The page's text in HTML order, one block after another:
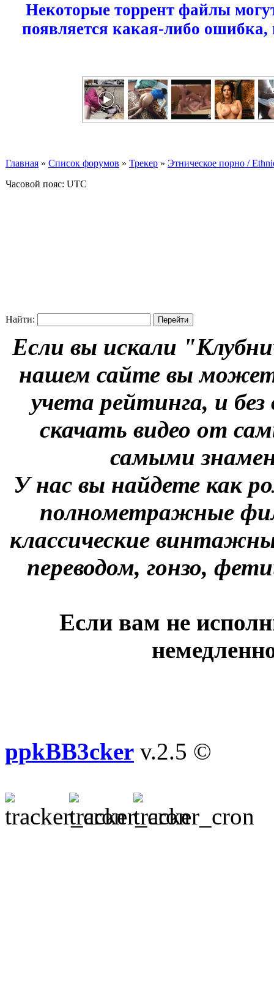
Некоторые торрент файлы
появляется какая-либо
Главная » Список форумов » Трекер » Этническое порно /
Часовой пояс: UTC
Найти:
Если вы искали
нашем сайте вы
учета рейтинга, и
скачать видео от
самыми
У нас вы найдете как
полнометражные
классические
переводом, гонзо,
Если вам не
ppkBB3cker v.2.5 ©